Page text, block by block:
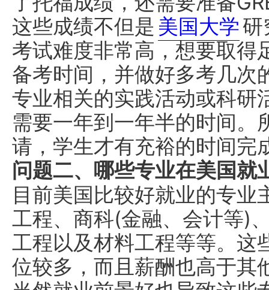
这些成绩不但是 美国大学研
考试难度非常高，想要取得
备考时间，并做好多考几次
专业相关的实践活动或科研
需要一年到一年半的时间。
请，学生才有充裕的时间完
问题二、哪些专业在美国就
目前美国比较好就业的专业
工程、商科(金融、会计等)
工程以及材料工程等等。这
位较多，而且薪酬也高于其